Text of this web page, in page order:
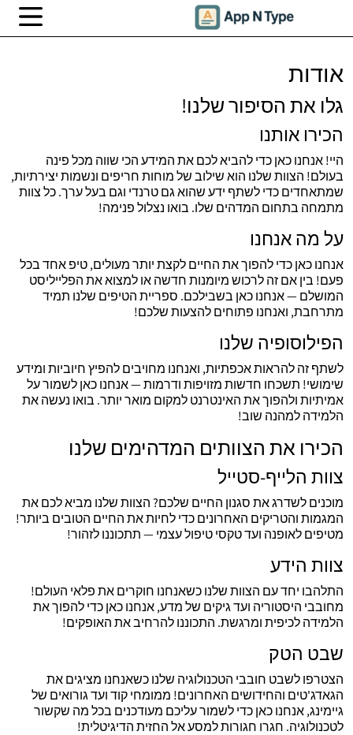
אודות
גלו את הסיפור שלנו!
הכירו אותנו
היי! אנחנו כאן כדי להביא לכם את המידע הכי שווה מכל פינה
בעולם! הצוות שלנו הוא שילוב של מוחות חריפים ונשמות יצירתיות,
שמתאחדים כדי לשתף ידע שהוא גם טרנדי וגם בעל ערך. כל צוות
מתמחה בתחום המדהים שלו. בואו נצלול פנימה!
על מה אנחנו
אנחנו כאן כדי להפוך את החיים לקצת יותר מעולים, טיפ אחד בכל
פעם! בין אם זה לרכוש מיומנות חדשה או למצוא את הפלייליסט
המושלם — אנחנו כאן בשבילכם. ספריית הטיפים שלנו תמיד
מתרחבת, ואנחנו פתוחים להצעות שלכם!
הפילוסופיה שלנו
לשתף זה להראות אכפתיות, ואנחנו מחויבים להפיץ חיוביות ומידע
שימושי! תשכחו חדשות מזויפות ודרמות — אנחנו כאן לשמור על
אמיתיות ולהפוך את האינטרנט למקום מואר יותר. בואו נעשה את
הלמידה למהנה שוב!
הכירו את הצוותים המדהימים שלנו
צוות הלייף-סטייל
מוכנים לשדרג את סגנון החיים שלכם? הצוות שלנו מביא לכם את
המגמות והטריקים האחרונים כדי לחיות את החיים הטובים ביותר!
מטיפים לאופנה ועד טקסי טיפול עצמי — תתכוננו לזהור!
צוות הידע
התלהבו יחד עם הצוות שלנו כשאנחנו חוקרים את פלאי העולם!
מחובבי היסטוריה ועד גיקים של מדע, אנחנו כאן כדי להפוך את
הלמידה לכיפית ומרגשת. התכוננו להרחיב את האופקים!
שבט הטק
הצטרפו לשבט חובבי הטכנולוגיה שלנו כשאנחנו מציגים את
הגאדג'טים והחידושים האחרונים! ממומחי קוד ועד גורואים של
גיימינג, אנחנו כאן כדי לשמור עליכם מעודכנים בכל מה שקשור
לטכנולוגיה. חגרו חגורות למסע אל החזית הדיגיטלית!